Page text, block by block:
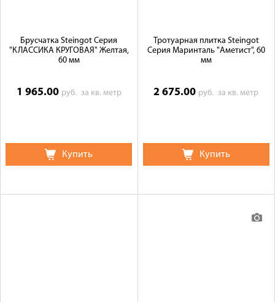
Брусчатка Steingot Серия
"КЛАССИКА КРУГОВАЯ" Желтая,
60 мм
1 965.00 руб. за кв. метр
Купить
Тротуарная плитка Steingot
Серия Маринталь "Аметист", 60
мм
2 675.00 руб.за кв. метр
Купить